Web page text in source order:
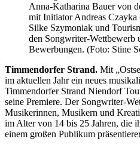
Anna-Katharina Bauer von
mit Initiator Andreas
Silke Szymoniak und
den Songwriter-Wettbewerb
Bewerbungen. (Foto: Stine
Timmendorfer Strand. Mit
im aktuellen Jahr ein neues
Timmendorfer Strand Niendorf
seine Premiere. Der Songwriter-
Musikerinnen, Musikern und
im Alter von 14 bis 25 Jahren, die
einem großen Publikum